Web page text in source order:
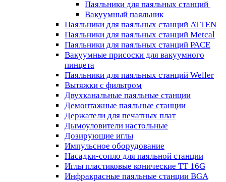
Паяльники для паяльных станций
Вакуумный паяльник
Паяльники для паяльных станций ATTEN
Паяльники для паяльных станций Metcal
Паяльники для паяльных станций PACE
Вакуумные присоски для вакуумного
пинцета
Паяльники для паяльных станций Weller
Вытяжки с фильтром
Двухканальные паяльные станции
Демонтажные паяльные станции
Держатели для печатных плат
Дымоуловители настольные
Дозирующие иглы
Импульсное оборудование
Насадки-сопло для паяльной станции
Иглы пластиковые конические TT 16G
Инфракрасные паяльные станции BGA